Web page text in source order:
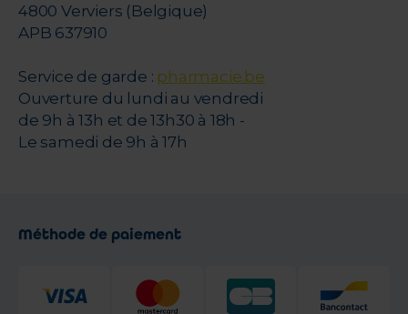
4800 Verviers (Belgique)
APB 637910
Service de garde : pharmacie.be
Ouverture du lundi au vendredi
de 9h à 13h et de 13h30 à 18h -
Le samedi de 9h à 17h
Méthode de paiement